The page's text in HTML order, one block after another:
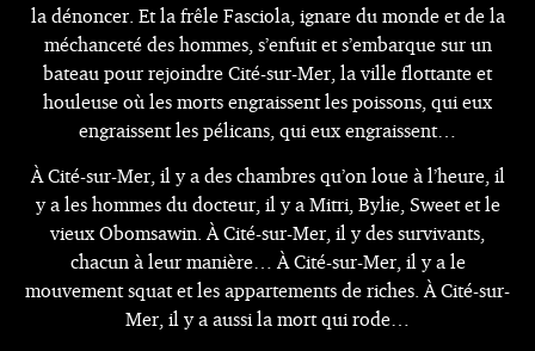
la dénoncer. Et la frêle Fasciola, ignare du monde et de la
méchanceté des hommes, s’enfuit et s’embarque sur un
bateau pour rejoindre Cité-sur-Mer, la ville flottante et
houleuse où les morts engraissent les poissons, qui eux
engraissent les pélicans, qui eux engraissent…
À Cité-sur-Mer, il y a des chambres qu’on loue à l’heure, il
y a les hommes du docteur, il y a Mitri, Bylie, Sweet et le
vieux Obomsawin. À Cité-sur-Mer, il y des survivants,
chacun à leur manière… À Cité-sur-Mer, il y a le
mouvement squat et les appartements de riches. À Cité-sur-
Mer, il y a aussi la mort qui rode…